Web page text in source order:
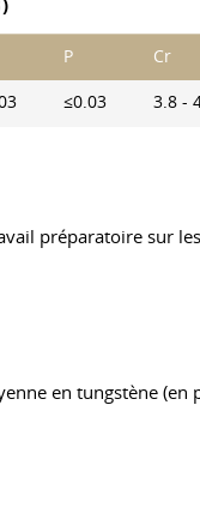
P Cr
≤0.03 3.8 -
préparatoire sur
en tungstène